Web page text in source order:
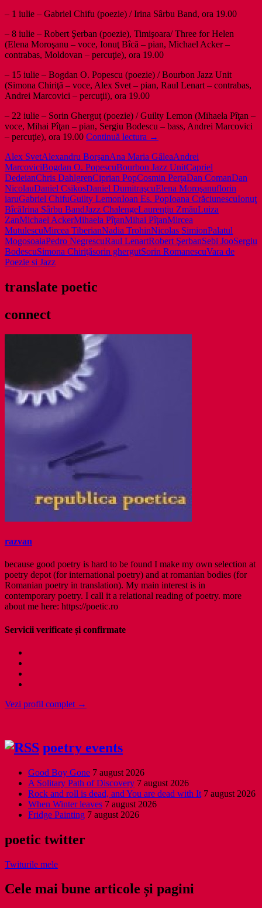
– 1 iulie – Gabriel Chifu (poezie) / Irina Sârbu Band, ora 19.00
– 8 iulie – Robert Şerban (poezie), Timişoara/ Three for Helen
(Elena Moroşanu – voce, Ionuţ Bîcă – pian, Michael Acker –
contrabas, Moldovan – percuţie), ora 19.00
– 15 iulie – Bogdan O. Popescu (poezie) / Bourbon Jazz Unit
(Simona Chiriţă – voce, Alex Svet – pian, Raul Lenart – contrabas,
Andrei Marcovici – percuţii), ora 19.00
– 22 iulie – Sorin Gherguț (poezie) / Guilty Lemon (Mihaela Pîţan –
voce, Mihai Pîţan – pian, Sergiu Bodescu – bass, Andrei Marcovici
– percuţie), ora 19.00 Continuă lectura Vara
Poezie
si
Jazz
la
Palatul
Mogosoaia
→
Alex SvetAlexandru BorşanAna Maria GâleaAndrei
MarcoviciBogdan O. PopescuBourbon Jazz UnitCapriel
DedeianChris DahlgrenCiprian PopCosmin PerţaDan ComanDan
NicolauDaniel CsikosDaniel DumitraşcuElena Moroşanuflorin
iaruGabriel ChifuGuilty LemonIoan Es. PopIoana CrăciunescuIonuţ
BîcăIrina Sârbu BandJazz ChalengeLaurenţiu ZmăuLuiza
ZanMichael AckerMihaela PîţanMihai PîţanMircea
MutulescuMircea TiberianNadia TrohinNicolas SimionPalatul
MogosoaiaPedro NegrescuRaul LenartRobert ŞerbanSebi JooSergiu
BodescuSimona Chiriţăsorin ghergutSorin RomanescuVara de
Poezie si Jazz
translate poetic
connect
razvan
because good poetry is hard to be found I make my own selection at
poetry depot (for international poetry) and at romanian bodies (for
Romanian poetry in translation). My main interest is in
contemporary poetry. I call it a relational reading of poetry. more
about me here: https://poetic.ro
Servicii verificate și confirmate
Vezi profil complet →
poetry events
Good Boy Gone 7 august 2026
A Solitary Path of Discovery 7 august 2026
Rock and roll is dead, and You are dead with It 7 august 2026
When Winter leaves 7 august 2026
Fridge Painting 7 august 2026
poetic twitter
Twiturile mele
Cele mai bune articole și pagini